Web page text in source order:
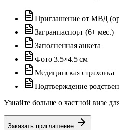
Приглашение от МВД
Загранпаспорт (6+ мес.)
Заполненная анкета
Фото 3.5×4.5 см
Медицинская страховка
Подтверждение
Узнайте больше о частной визе
Заказать приглашение